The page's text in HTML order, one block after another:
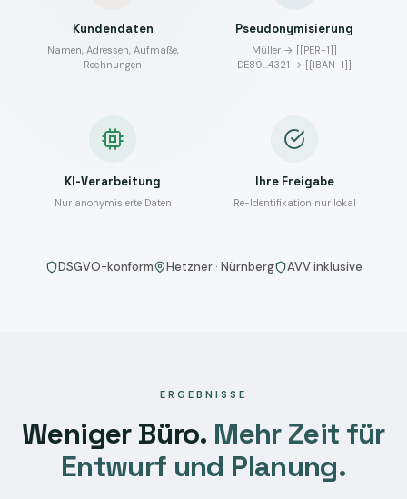
Kundendaten
Namen, Adressen, Aufmaße,
Rechnungen
Pseudonymisierung
Müller → [[PER-1]]
DE89…4321 → [[IBAN-1]]
KI-Verarbeitung
Nur anonymisierte Daten
Ihre Freigabe
Re-Identifikation nur lokal
DSGVO-konform Hetzner · Nürnberg AVV inklusive
ERGEBNISSE
Weniger Büro. Mehr Zeit für
Entwurf und Planung.